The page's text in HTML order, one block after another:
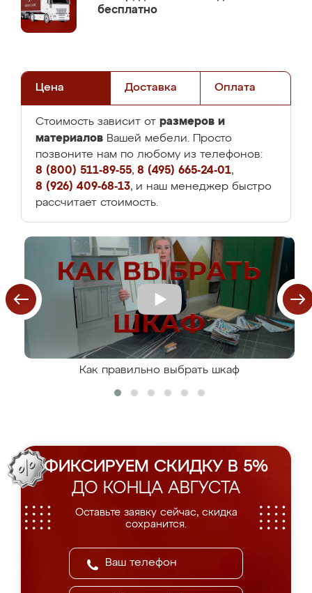
бесплатно
Цена Доставка Оплата
Стоимость зависит от размеров и
материалов Вашей мебели. Просто
позвоните нам по любому из телефонов:
8 (800) 511-89-55, 8 (495) 665-24-01,
8 (926) 409-68-13, и наш менеджер быстро
рассчитает стоимость.
Как правильно выбрать шкаф
ФИКСИРУЕМ СКИДКУ В 5%
ДО КОНЦА АВГУСТА
Оставьте заявку сейчас, скидка
сохранится.